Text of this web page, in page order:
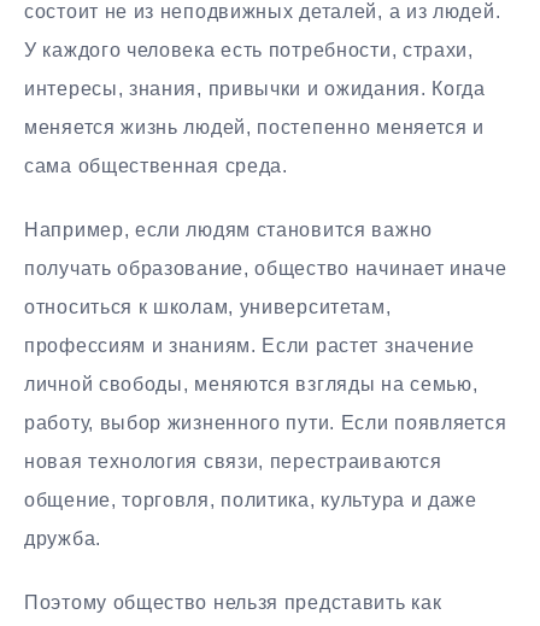
состоит не из неподвижных деталей, а из людей.
У каждого человека есть потребности, страхи,
интересы, знания, привычки и ожидания. Когда
меняется жизнь людей, постепенно меняется и
сама общественная среда.
Например, если людям становится важно
получать образование, общество начинает иначе
относиться к школам, университетам,
профессиям и знаниям. Если растет значение
личной свободы, меняются взгляды на семью,
работу, выбор жизненного пути. Если появляется
новая технология связи, перестраиваются
общение, торговля, политика, культура и даже
дружба.
Поэтому общество нельзя представить как